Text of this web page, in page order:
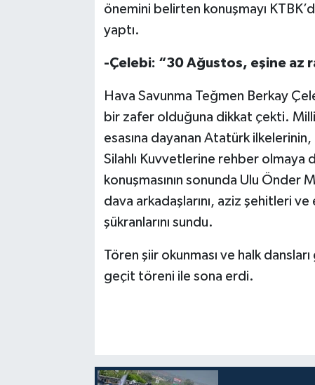
önemini belirten konuşmayı
yaptı.
-Çelebi: “30 Ağustos, eşine az
Hava Savunma Teğmen Berkay
bir zafer olduğuna dikkat çekti. Milli
esasına dayanan Atatürk
Silahlı Kuvvetlerine rehber
konuşmasının sonunda Ulu
dava arkadaşlarını, aziz şehitleri
şükranlarını sundu.
Tören şiir okunması ve halk
geçit töreni ile sona erdi.